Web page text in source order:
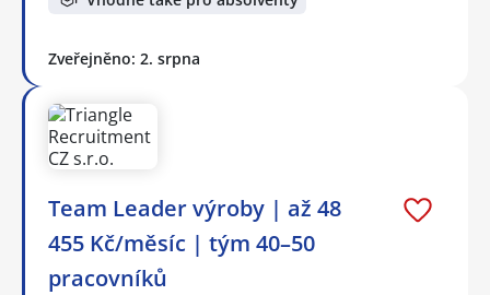
Zveřejněno: 2. srpna
Team Leader výroby | až 48
455 Kč/měsíc | tým 40–50
pracovníků